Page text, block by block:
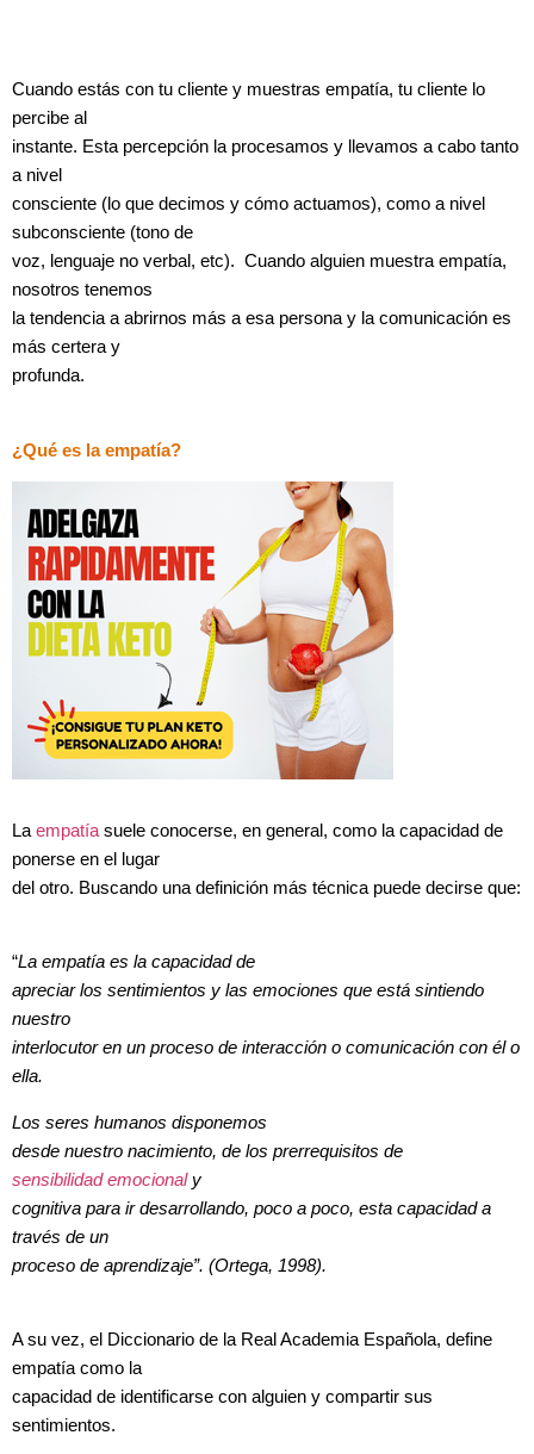
Cuando estás con tu cliente y muestras empatía, tu cliente lo
percibe al
instante. Esta percepción la procesamos y llevamos a cabo tanto
a nivel
consciente (lo que decimos y cómo actuamos), como a nivel
subconsciente (tono de
voz, lenguaje no verbal, etc). Cuando alguien muestra empatía,
nosotros tenemos
la tendencia a abrirnos más a esa persona y la comunicación es
más certera y
profunda.
¿Qué es la empatía?
La empatía suele conocerse, en general, como la capacidad de
ponerse en el lugar
del otro. Buscando una definición más técnica puede decirse que:
“La empatía es la capacidad de
apreciar los sentimientos y las emociones que está sintiendo
nuestro
interlocutor en un proceso de interacción o comunicación con él o
ella.
Los seres humanos disponemos
desde nuestro nacimiento, de los prerrequisitos de
sensibilidad emocionaly
cognitiva para ir desarrollando, poco a poco, esta capacidad a
través de un
proceso de aprendizaje”. (Ortega, 1998).
A su vez, el Diccionario de la Real Academia Española, define
empatía como la
capacidad de identificarse con alguien y compartir sus
sentimientos.